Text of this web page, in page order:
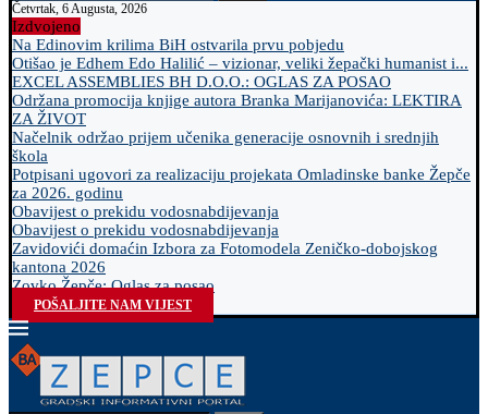
Četvrtak, 6 Augusta, 2026
Izdvojeno
Na Edinovim krilima BiH ostvarila prvu pobjedu
Otišao je Edhem Edo Halilić – vizionar, veliki žepački humanist i...
EXCEL ASSEMBLIES BH D.O.O.: OGLAS ZA POSAO
Održana promocija knjige autora Branka Marijanovića: LEKTIRA
ZA ŽIVOT
Načelnik održao prijem učenika generacije osnovnih i srednjih
škola
Potpisani ugovori za realizaciju projekata Omladinske banke Žepče
za 2026. godinu
Obavijest o prekidu vodosnabdijevanja
Obavijest o prekidu vodosnabdijevanja
Zavidovići domaćin Izbora za Fotomodela Zeničko-dobojskog
kantona 2026
Zovko Žepče: Oglas za posao
POŠALJITE NAM VIJEST